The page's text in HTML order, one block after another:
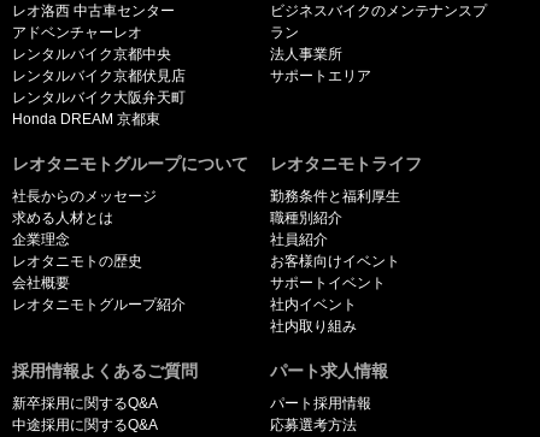
レオ洛西 中古車センター
アドベンチャーレオ
レンタルバイク京都中央
レンタルバイク京都伏見店
レンタルバイク大阪弁天町
Honda DREAM 京都東
ビジネスバイクのメンテナンスプ
ラン
法人事業所
サポートエリア
レオタニモトグループについて
社長からのメッセージ
求める人材とは
企業理念
レオタニモトの歴史
会社概要
レオタニモトグループ紹介
レオタニモトライフ
勤務条件と福利厚生
職種別紹介
社員紹介
お客様向けイベント
サポートイベント
社内イベント
社内取り組み
採用情報よくあるご質問
新卒採用に関するQ&A
中途採用に関するQ&A
パート求人情報
パート採用情報
応募選考方法